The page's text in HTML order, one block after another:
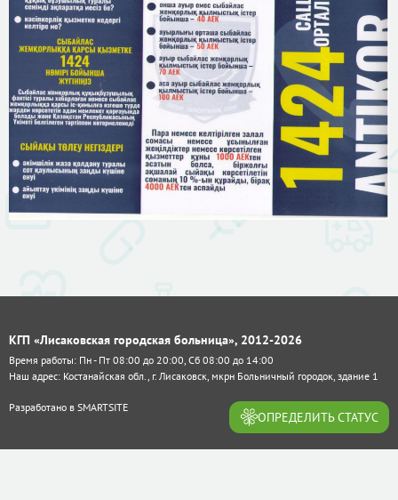
КГП «Лисаковская городская больница», 2012-2026
Время работы: Пн - Пт 08:00 до 20:00, Сб 08:00 до 14:00
Наш адрес: Костанайская обл., г. Лисаковск, мкрн Больничный городок, здание 1
Разработано в SMARTSITE
ОПРЕДЕЛИТЬ СТАТУС